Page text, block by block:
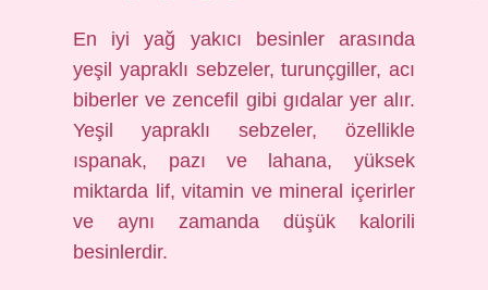
En iyi yağ yakıcı besinler arasında
yeşil yapraklı sebzeler, turunçgiller, acı
biberler ve zencefil gibi gıdalar yer alır.
Yeşil yapraklı sebzeler, özellikle
ıspanak, pazı ve lahana, yüksek
miktarda lif, vitamin ve mineral içerirler
ve aynı zamanda düşük kalorili
besinlerdir.